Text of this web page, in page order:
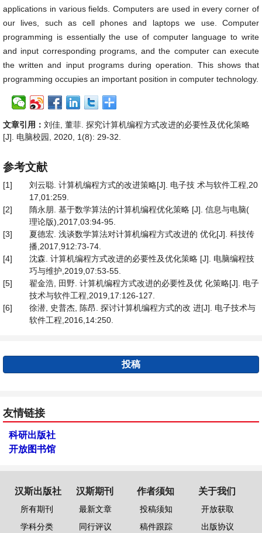
applications in various fields. Computers are used in every corner of
our lives, such as cell phones and laptops we use. Computer
programming is essentially the use of computer language to write
and input corresponding programs, and the computer can execute
the written and input programs during operation. This shows that
programming occupies an important position in computer technology.
文章引用： 刘佳, 董菲. 探究计算机编程方式改进的必要性及优化策略
[J]. 电脑校园, 2020, 1(8): 29-32.
参考文献
[1]
刘云聪. 计算机编程方式的改进策略[J]. 电子技 术与软件工程,20
17,01:259.
[2]
隋永朋. 基于数学算法的计算机编程优化策略 [J]. 信息与电脑(
理论版),2017,03:94-95.
[3]
夏德宏. 浅谈数学算法对计算机编程方式改进的 优化[J]. 科技传
播,2017,912:73-74.
[4]
沈森. 计算机编程方式改进的必要性及优化策略 [J]. 电脑编程技
巧与维护,2019,07:53-55.
[5]
翟金浩, 田野. 计算机编程方式改进的必要性及优 化策略[J]. 电子
技术与软件工程,2019,17:126-127.
[6]
徐潜, 史普杰, 陈昂. 探讨计算机编程方式的改 进[J]. 电子技术与
软件工程,2016,14:250.
投稿
友情链接
科研出版社
开放图书馆
汉斯出版社
所有期刊
学科分类
汉斯期刊
最新文章
同行评议
作者须知
投稿须知
稿件跟踪
关于我们
开放获取
出版协议